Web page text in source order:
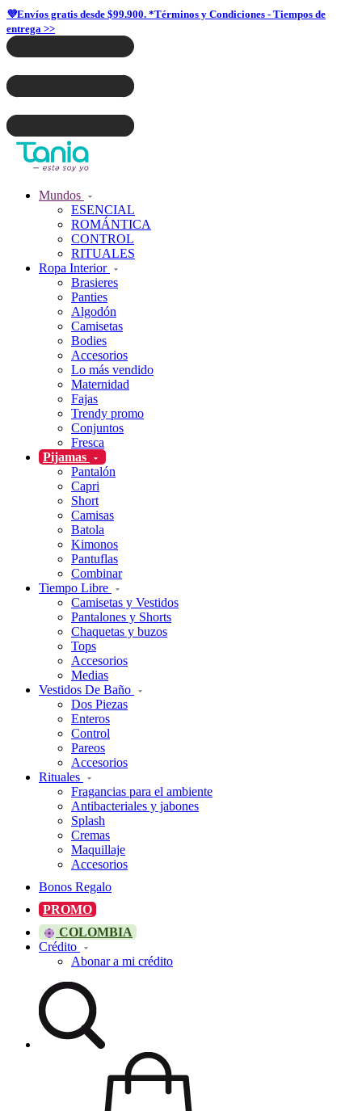
💜Envíos gratis desde $99.900. *Términos y Condiciones - Tiempos de
entrega >>
Mundos
ESENCIAL
ROMÁNTICA
CONTROL
RITUALES
Ropa Interior
Brasieres
Panties
Algodón
Camisetas
Bodies
Accesorios
Lo más vendido
Maternidad
Fajas
Trendy promo
Conjuntos
Fresca
Pijamas
Pantalón
Capri
Short
Camisas
Batola
Kimonos
Pantuflas
Combinar
Tiempo Libre
Camisetas y Vestidos
Pantalones y Shorts
Chaquetas y buzos
Tops
Accesorios
Medias
Vestidos De Baño
Dos Piezas
Enteros
Control
Pareos
Accesorios
Rituales
Fragancias para el ambiente
Antibacteriales y jabones
Splash
Cremas
Maquillaje
Accesorios
Bonos Regalo
PROMO
COLOMBIA
Crédito
Abonar a mi crédito